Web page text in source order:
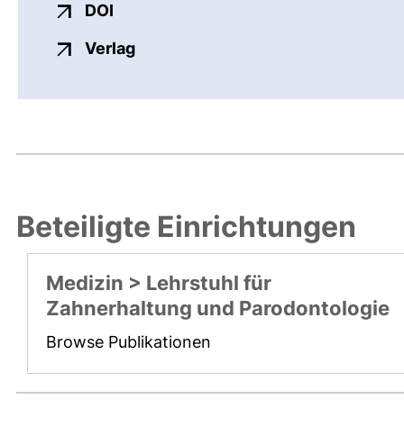
DOI
Verlagexterner Link, öffnet neues
Beteiligte Einrichtungen
Medizin > Lehrstuhl für
Zahnerhaltung und Parodontologie
Browse Publikationen